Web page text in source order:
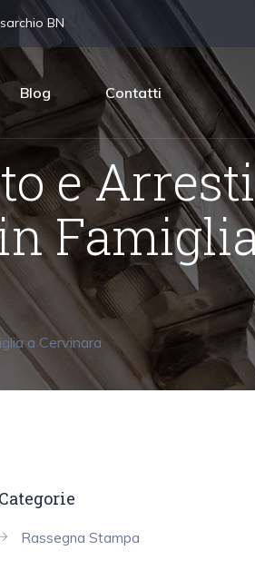
BN
Blog Contatti
e Arresti
a Cervinara
Categorie
Rassegna Stampa